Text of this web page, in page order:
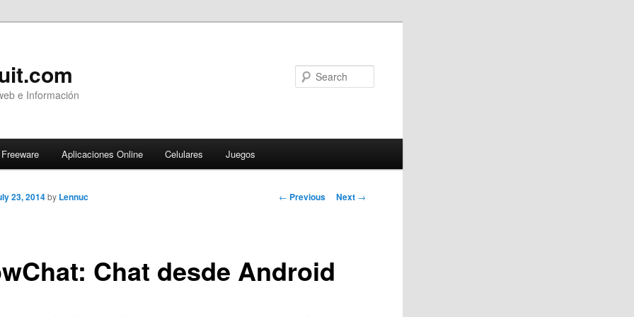
e Información
Freeware Aplicaciones Online Celulares Juegos
Post
← Previous Next →
Chat desde Android
23, 2014 by Lennuc